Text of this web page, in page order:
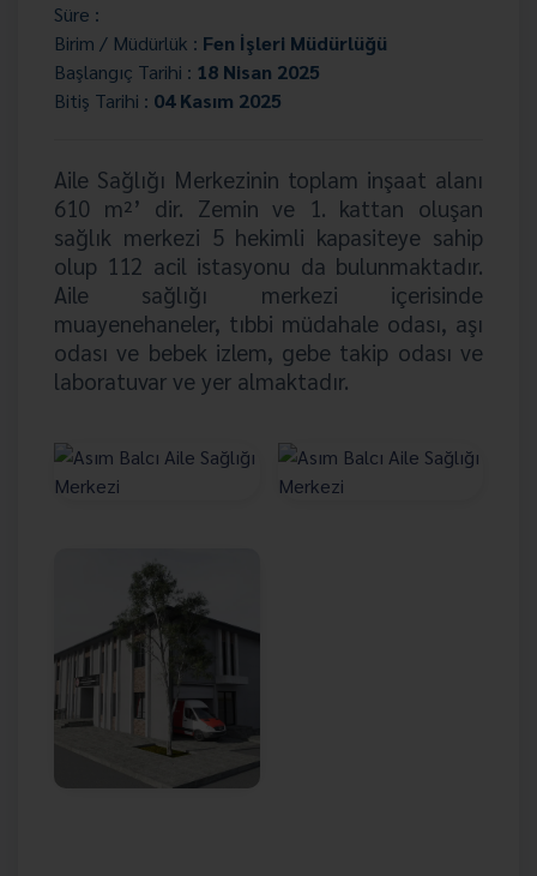
Süre :
Birim / Müdürlük : Fen İşleri Müdürlüğü
Başlangıç Tarihi : 18 Nisan 2025
Bitiş Tarihi : 04 Kasım 2025
Aile Sağlığı Merkezinin toplam inşaat alanı
610 m²’ dir. Zemin ve 1. kattan oluşan
sağlık merkezi 5 hekimli kapasiteye sahip
olup 112 acil istasyonu da bulunmaktadır.
Aile sağlığı merkezi içerisinde
muayenehaneler, tıbbi müdahale odası, aşı
odası ve bebek izlem, gebe takip odası ve
laboratuvar ve yer almaktadır.